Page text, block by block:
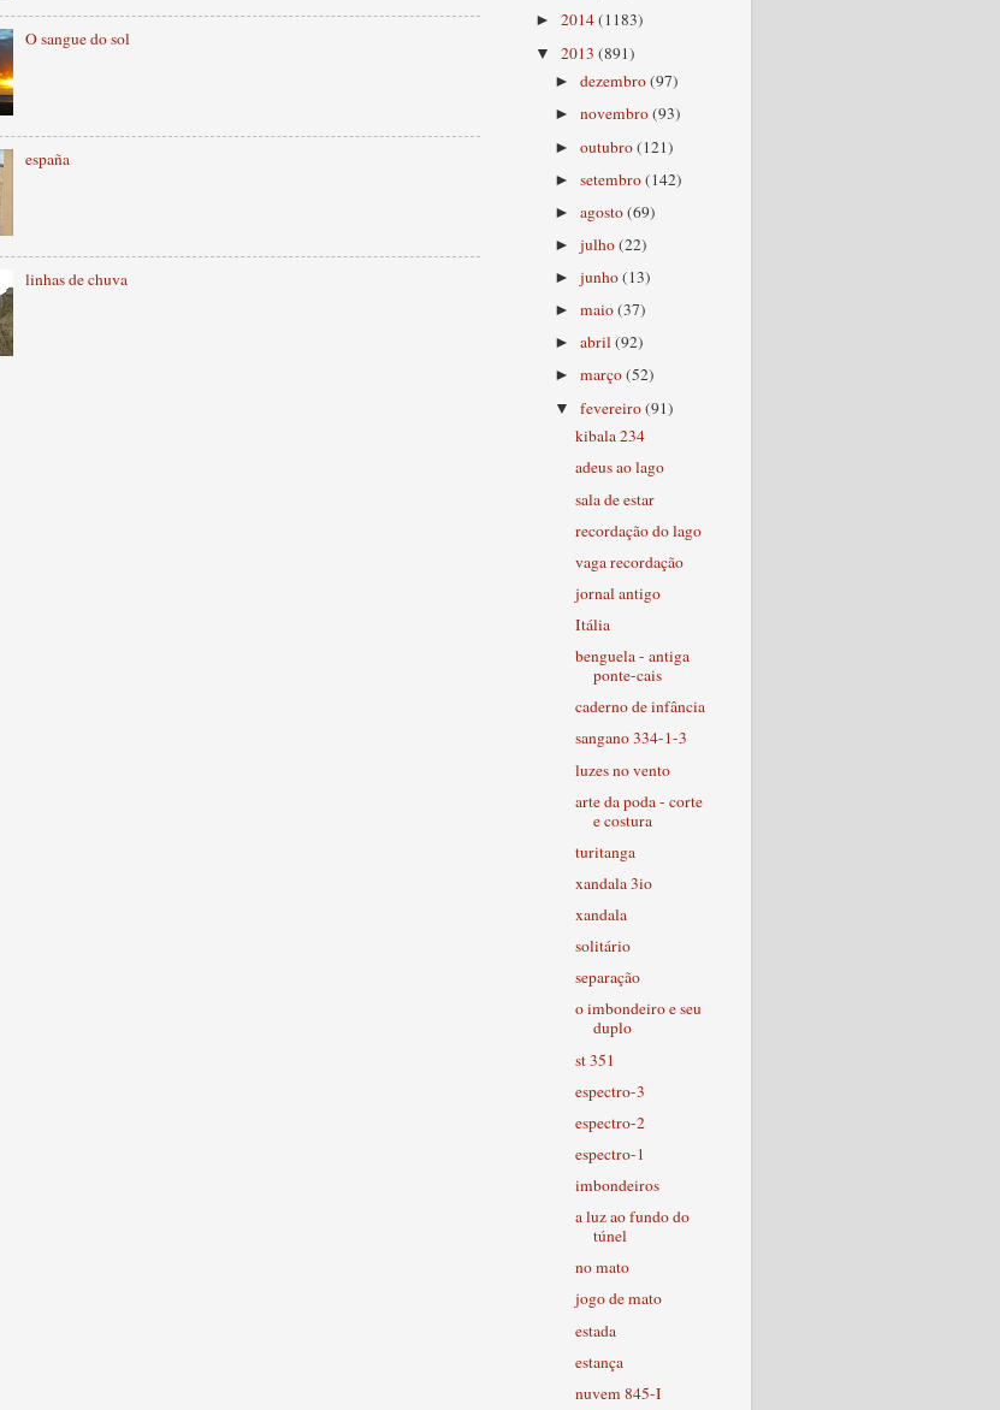
O sangue do sol
españa
linhas de chuva
► 2014(1183)
▼ 2013 (891)
►dezembro(97)
►novembro(93)
►outubro(121)
►setembro(142)
►agosto(69)
►julho(22)
►junho(13)
►maio(37)
►abril(92)
►março(52)
▼fevereiro(91)
kibala 234
adeus ao lago
sala de estar
recordação do lago
vaga recordação
jornal antigo
Itália
benguela - antiga
ponte-cais
caderno de infância
sangano 334-1-3
luzes no vento
arte da poda - corte
e costura
turitanga
xandala 3io
xandala
solitário
separação
o imbondeiro e seu
duplo
st 351
espectro-3
espectro-2
espectro-1
imbondeiros
a luz ao fundo do
túnel
no mato
jogo de mato
estada
estança
nuvem 845-I